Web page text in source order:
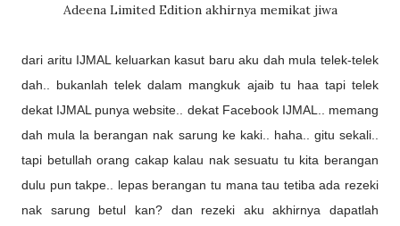
Adeena Limited Edition akhirnya memikat jiwa
dari aritu IJMAL keluarkan kasut baru aku dah mula telek-telek
dah.. bukanlah telek dalam mangkuk ajaib tu haa tapi telek
dekat IJMAL punya website.. dekat Facebook IJMAL.. memang
dah mula la berangan nak sarung ke kaki.. haha.. gitu sekali..
tapi betullah orang cakap kalau nak sesuatu tu kita berangan
dulu pun takpe.. lepas berangan tu mana tau tetiba ada rezeki
nak sarung betul kan? dan rezeki aku akhirnya dapatlah